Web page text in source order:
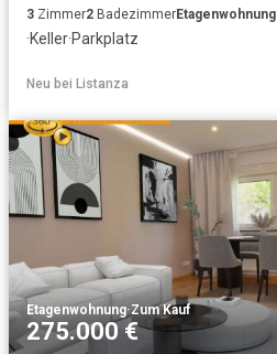
3 Zimmer2 BadezimmerEtagenwohnung
·Keller·Parkplatz
Neu bei Listanza
Etagenwohnung·Zum Kauf
275.000 €